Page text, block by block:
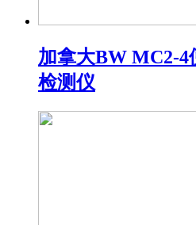
加拿大BW MC2-
检测仪